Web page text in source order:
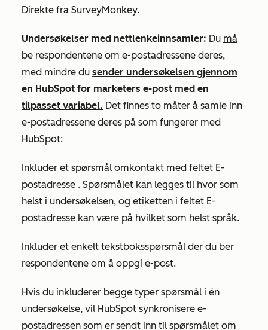
Direkte fra SurveyMonkey.
Undersøkelser med nettlenkeinnsamler: Du må
be respondentene om e-postadressene deres,
med mindre du sender undersøkelsen gjennom
en HubSpot for marketers e-post med en
tilpasset variabel. Det finnes to måter å samle inn
e-postadressene deres på som fungerer med
HubSpot:
Inkluder et spørsmål omkontakt med feltet E-
postadresse . Spørsmålet kan legges til hvor som
helst i undersøkelsen, og etiketten i feltet E-
postadresse kan være på hvilket som helst språk.
Inkluder et enkelt tekstboksspørsmål der du ber
respondentene om å oppgi e-post.
Hvis du inkluderer begge typer spørsmål i én
undersøkelse, vil HubSpot synkronisere e-
postadressen som er sendt inn til spørsmålet om